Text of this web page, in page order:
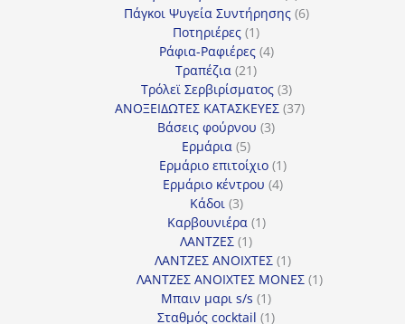
προϊόν
Πάγκοι Ψυγεία Συντήρησης 66
Ποτηριέρες 11
προϊόν
Ράφια-Ραφιέρες 44
Τραπέζια 2121
προϊόντα
Τρόλεϊ Σερβιρίσματος 33
προϊόντα
ΑΝΟΞΕΙΔΩΤΕΣ ΚΑΤΑΣΚΕΥΕΣ 3737
Βάσεις φούρνου 33
Ερμάρια 55
προϊόντα
Ερμάριο επιτοίχιο 11
προϊόν
Ερμάριο κέντρου 44
Κάδοι 33
προϊόντα
Καρβουνιέρα 11
ΛΑΝΤΖΕΣ 11
προϊόν
ΛΑΝΤΖΕΣ ΑΝΟΙΧΤΕΣ 11
προϊόν
ΛΑΝΤΖΕΣ ΑΝΟΙΧΤΕΣ ΜΟΝΕΣ 11
Μπαιν μαρι s/s 11
προϊόν
Σταθμός cocktail 11